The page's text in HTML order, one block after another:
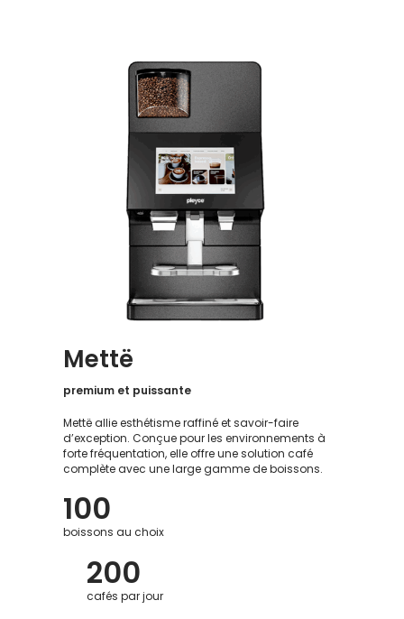
Mettë
premium et puissante
Mettë allie esthétisme raffiné et savoir-faire
d’exception. Conçue pour les environnements à
forte fréquentation, elle offre une solution café
complète avec une large gamme de boissons.
100
boissons au choix
200
cafés par jour